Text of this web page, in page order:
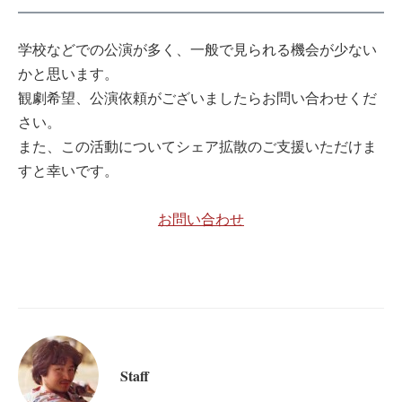
学校などでの公演が多く、一般で見られる機会が少ない
かと思います。
観劇希望、公演依頼がございましたらお問い合わせくだ
さい。
また、この活動についてシェア拡散のご支援いただけま
すと幸いです。
お問い合わせ
Staff